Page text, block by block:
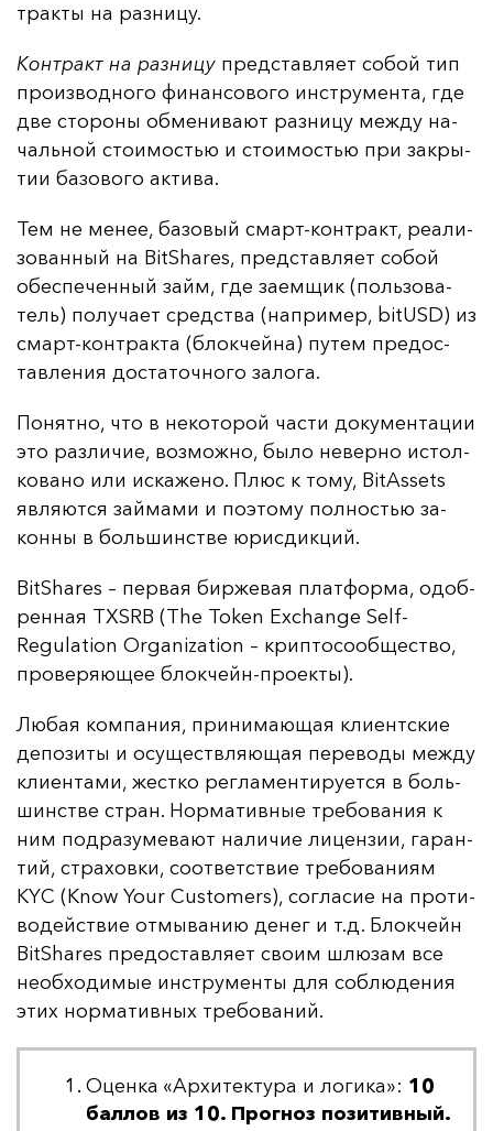
трак­ты на раз­ни­цу.
Кон­тракт на раз­ни­цу пред­став­ля­ет со­бой тип
про­из­вод­но­го фи­нан­со­во­го инс­тру­мен­та, где
две сто­ро­ны об­ме­ни­ва­ют раз­ни­цу меж­ду на­
чаль­ной сто­имостью и сто­имостью при зак­ры­
тии ба­зо­во­го ак­ти­ва.
Тем не ме­нее, ба­зо­вый смарт-кон­тракт, ре­али­
зо­ван­ный на BitShares, пред­став­ля­ет со­бой
обес­пе­чен­ный займ, где за­ем­щик (поль­зо­ва­
тель) по­лу­ча­ет средс­тва (нап­ри­мер, bitUSD) из
смарт-кон­трак­та (блок­чей­на) пу­тем пре­дос­
тав­ле­ния дос­та­точ­но­го за­ло­га.
По­нят­но, что в не­ко­то­рой час­ти до­ку­мен­та­ции
это раз­ли­чие, воз­мож­но, бы­ло не­вер­но ис­тол­
ко­ва­но или ис­ка­же­но. Плюс к то­му, BitAssets
яв­ля­ют­ся зай­ма­ми и по­это­му пол­ностью за­
кон­ны в боль­шинс­тве юрис­дик­ций.
BitShares – пер­вая бир­же­вая плат­фор­ма, одоб­
рен­ная TXSRB (The Token Exchange Self-
Regulation Organization – крип­то­со­об­щес­тво,
про­ве­ря­ющее блок­чейн-про­ек­ты).
Лю­бая ком­па­ния, при­ни­ма­ющая кли­ент­ские
де­по­зи­ты и осу­щест­вля­ющая пе­ре­во­ды меж­ду
кли­ен­та­ми, жес­тко рег­ла­мен­ти­ру­ет­ся в боль­
шинс­тве стран. Нор­ма­тив­ные тре­бо­ва­ния к
ним под­ра­зу­ме­ва­ют на­ли­чие ли­цен­зии, га­ран­
тий, стра­хов­ки, со­от­ветс­твие тре­бо­ва­ни­ям
KYC (Know Your Customers), сог­ла­сие на про­ти­
во­дей­ствие от­мы­ва­нию де­нег и т.д. Блок­чейн
BitShares пре­дос­тав­ля­ет сво­им шлю­зам все
не­об­хо­ди­мые инс­тру­мен­ты для соб­лю­де­ния
этих нор­ма­тив­ных тре­бо­ва­ний.
Оценка «Архитектура и логика»: 10
баллов из 10. Прогноз позитивный.